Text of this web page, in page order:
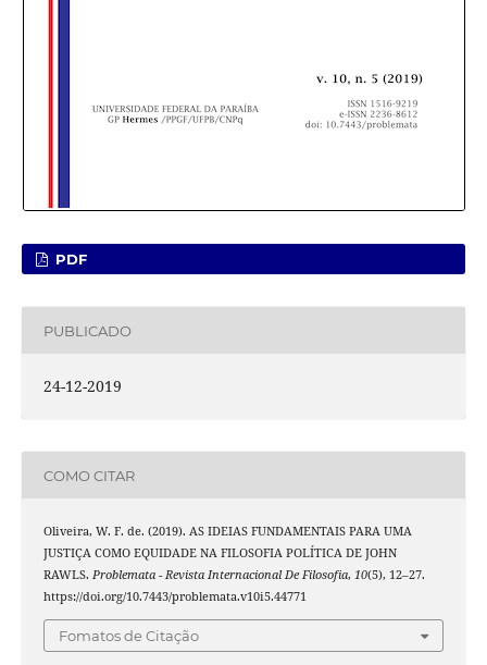
PDF
PUBLICADO
24-12-2019
COMO CITAR
Oliveira, W. F. de. (2019). AS IDEIAS FUNDAMENTAIS PARA UMA
JUSTIÇA COMO EQUIDADE NA FILOSOFIA POLÍTICA DE JOHN
RAWLS. Problemata - Revista Internacional De Filosofia, 10(5), 12–27.
https://doi.org/10.7443/problemata.v10i5.44771
Fomatos de Citação